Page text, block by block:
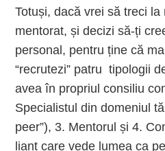
Totuși, dacă vrei să treci
mentorat, și decizi să-ți
personal, pentru ține că
“recrutezi” patru tipologii
avea în propriul consiliu
Specialistul din domeniul
peer”), 3. Mentorul și 4.
liant care vede lumea ca